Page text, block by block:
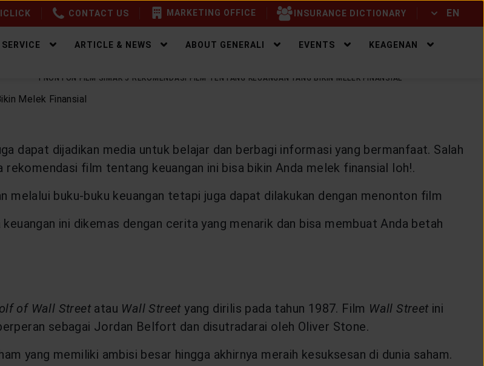
CONTACT US MARKETING OFFICE INSURANCE DICTIONARY EN
ARTICLE & NEWS ABOUT GENERALI EVENTS KEAGENAN
HOBI NONTON FILM SIMAK 5 REKOMENDASI FILM TENTANG KEUANGAN YANG BIKIN MELEK FINANSIAL
dapat dijadikan media untuk belajar dan berbagi informasi yang bermanfaat. Salah
film tentang keuangan ini bisa bikin Anda melek finansial loh!.
melalui buku-buku keuangan tetapi juga dapat dilakukan dengan menonton film
ini dikemas dengan cerita yang menarik dan bisa membuat Anda betah
of Wall Street atau Wall Street yang dirilis pada tahun 1987. Film Wall Street ini
sebagai Jordan Belfort dan disutradarai oleh Oliver Stone.
yang memiliki ambisi besar hingga akhirnya meraih kesuksesan di dunia saham.
ID EN